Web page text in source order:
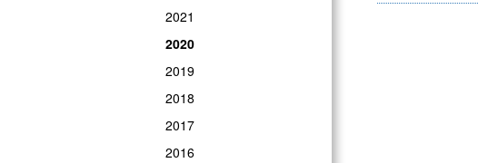
2021
2020
2019
2018
2017
2016